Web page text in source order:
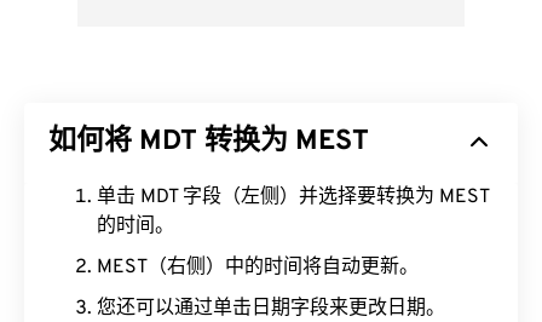
如何将 MDT 转换为 MEST
单击 MDT 字段（左侧）并选择要转换为 MEST
的时间。
MEST（右侧）中的时间将自动更新。
您还可以通过单击日期字段来更改日期。